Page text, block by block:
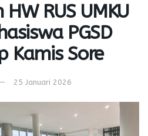
RUS UMKU
PGSD
Kamis Sore
25 Januari 2026